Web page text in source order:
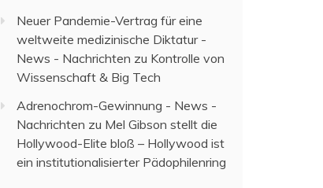
Neuer Pandemie-Vertrag für eine
weltweite medizinische Diktatur -
News - Nachrichten zu Kontrolle von
Wissenschaft & Big Tech
Adrenochrom-Gewinnung - News -
Nachrichten zu Mel Gibson stellt die
Hollywood-Elite bloß – Hollywood ist
ein institutionalisierter Pädophilenring